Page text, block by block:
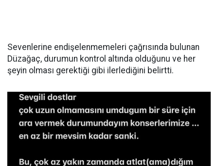
Sevenlerine endişelenmemeleri çağrısında bulunan
Düzağaç, durumun kontrol altında olduğunu ve her
şeyin olması gerektiği gibi ilerlediğini belirtti.